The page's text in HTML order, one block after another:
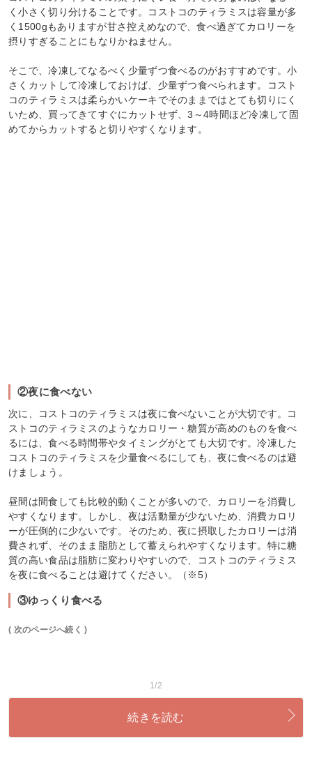
く小さく切り分けることです。コストコのティラミスは容量が多
く1500gもありますが甘さ控えめなので、食べ過ぎてカロリーを
摂りすぎることにもなりかねません。
そこで、冷凍してなるべく少量ずつ食べるのがおすすめです。小
さくカットして冷凍しておけば、少量ずつ食べられます。コスト
コのティラミスは柔らかいケーキでそのままではとても切りにく
いため、買ってきてすぐにカットせず、3～4時間ほど冷凍して固
めてからカットすると切りやすくなります。
②夜に食べない
次に、コストコのティラミスは夜に食べないことが大切です。コ
ストコのティラミスのようなカロリー・糖質が高めのものを食べ
るには、食べる時間帯やタイミングがとても大切です。冷凍した
コストコのティラミスを少量食べるにしても、夜に食べるのは避
けましょう。
昼間は間食しても比較的動くことが多いので、カロリーを消費し
やすくなります。しかし、夜は活動量が少ないため、消費カロリ
ーが圧倒的に少ないです。そのため、夜に摂取したカロリーは消
費されず、そのまま脂肪として蓄えられやすくなります。特に糖
質の高い食品は脂肪に変わりやすいので、コストコのティラミス
を夜に食べることは避けてください。（※5）
③ゆっくり食べる
( 次のページへ続く )
1/2
続きを読む